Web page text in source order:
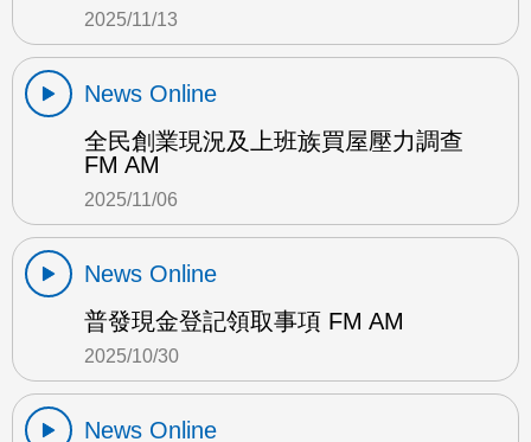
2025/11/13
News Online
全民創業現況及上班族買屋壓力調查
FM AM
2025/11/06
News Online
普發現金登記領取事項 FM AM
2025/10/30
News Online